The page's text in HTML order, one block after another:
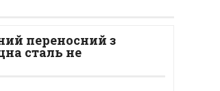
переносний з
сталь не